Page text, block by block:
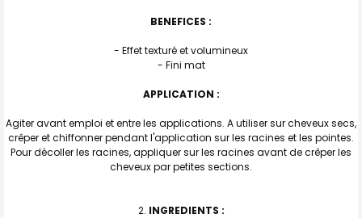
BENEFICES :
- Effet texturé et volumineux
- Fini mat
APPLICATION :
Agiter avant emploi et entre les applications. A utiliser sur cheveux secs,
crêper et chiffonner pendant l'application sur les racines et les pointes.
Pour décoller les racines, appliquer sur les racines avant de crêper les
cheveux par petites sections.
INGREDIENTS :